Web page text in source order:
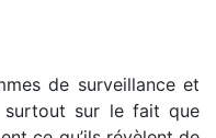
de surveillance et
surtout sur le fait que